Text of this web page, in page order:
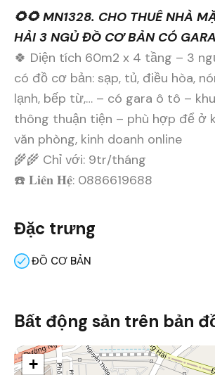
🌻🌻 MN1328. CHO THUÊ NHÀ
HẢI 3 NGỦ ĐỒ CƠ BẢN CÓ GARA
🍀 Diện tích 60m2 x 4 tầng – 3
có đồ cơ bản: sạp, tủ, điều hòa,
lạnh, bếp từ,… – có gara ô tô –
thông thuận tiện – phù hợp để ở
văn phòng, kinh doanh online
🌾🌾 Chỉ với: 9tr/tháng
☎️ 𝐋𝐢𝐞̂𝐧 𝐇𝐞̣̂: 0886619688
Đặc trưng
ĐỒ CƠ BẢN
Bất động sản trên bản
+